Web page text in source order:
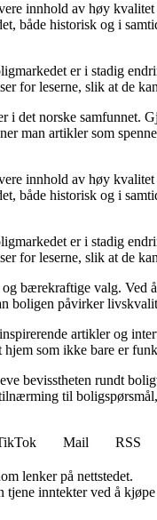
innhold av høy
både historisk og i
er i stadig
for leserne, slik at de
det norske
man artikler som
innhold av høy
både historisk og i
er i stadig
for leserne, slik at de
bærekraftige valg.
boligen påvirker
artikler og
som ikke bare er
bevisstheten rundt
til
Mail
RSS
lenker på nettstedet.
inntekter ved å